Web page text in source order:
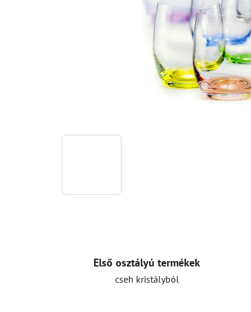
Első osztályú termékek
cseh kristályból